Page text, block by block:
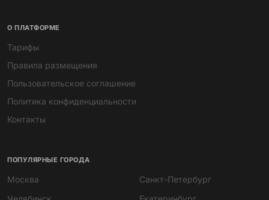
О ПЛАТФОРМЕ
Тарифы
Правила размещения
Пользовательское соглашение
Политика конфиденциальности
Контакты
ПОПУЛЯРНЫЕ ГОРОДА
Москва
Санкт-Петербург